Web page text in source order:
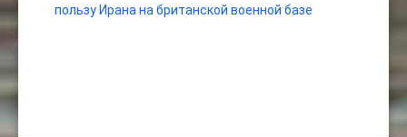
пользу Ирана на британской военной базе